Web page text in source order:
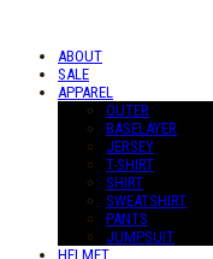
ABOUT
SALE
APPAREL
OUTER
BASELAYER
JERSEY
T-SHIRT
SHIRT
SWEATSHIRT
PANTS
JUMPSUIT
HELMET